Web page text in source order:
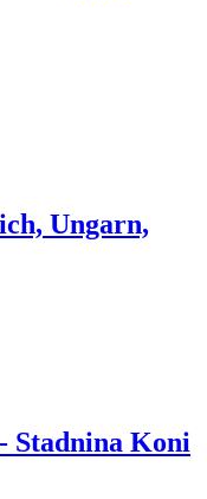
Ungarn,
Stadnina Koni